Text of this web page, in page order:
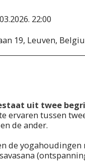
22:00
19, Leuven,
uit twee
ervaren tussen
de ander.
de